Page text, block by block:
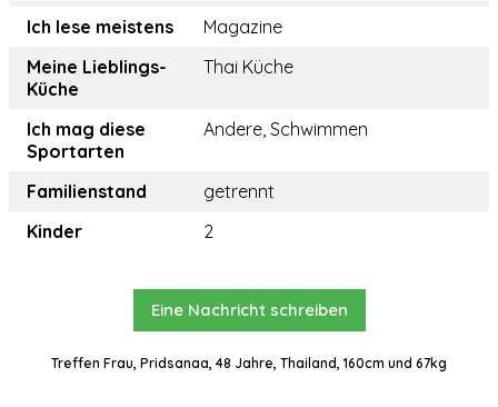
Ich lese meistens
Magazine
Meine Lieblings-
Küche
Thai Küche
Ich mag diese
Sportarten
Andere, Schwimmen
Familienstand
getrennt
Kinder
2
Eine Nachricht schreiben
Treffen Frau, Pridsanaa, 48 Jahre, Thailand, 160cm und 67kg